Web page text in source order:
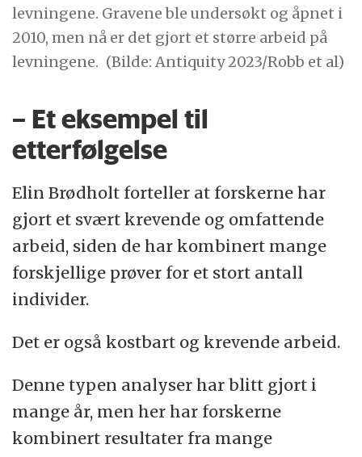
levningene. Gravene ble undersøkt og åpnet i
2010, men nå er det gjort et større arbeid på
levningene. (Bilde: Antiquity 2023/Robb et al)
– Et eksempel til
etterfølgelse
Elin Brødholt forteller at forskerne har
gjort et svært krevende og omfattende
arbeid, siden de har kombinert mange
forskjellige prøver for et stort antall
individer.
Det er også kostbart og krevende arbeid.
Denne typen analyser har blitt gjort i
mange år, men her har forskerne
kombinert resultater fra mange